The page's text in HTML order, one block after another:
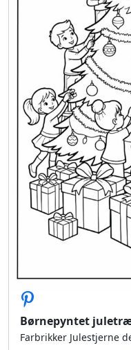
Børnepyntet
Farbrikker Julestjerne